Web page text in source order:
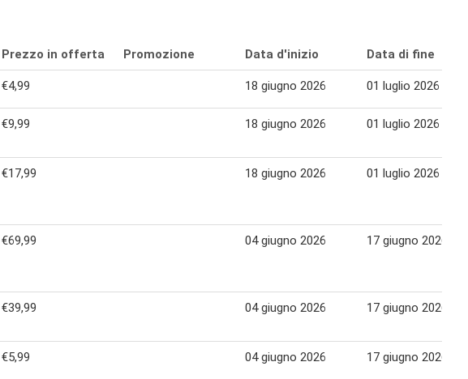
Prezzo in offerta Promozione Data d'inizio Data di fine
€4,99 18 giugno 2026 01 luglio 2026
€9,99 18 giugno 2026 01 luglio 2026
€17,99 18 giugno 2026 01 luglio 2026
€69,99 04 giugno 2026 17 giugno 2026
€39,99 04 giugno 2026 17 giugno 2026
€5,99 04 giugno 2026 17 giugno 2026